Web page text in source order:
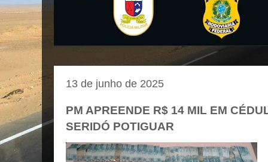
13 de junho de 2025
PM APREENDE R$ 14 MIL EM
SERIDÓ POTIGUAR